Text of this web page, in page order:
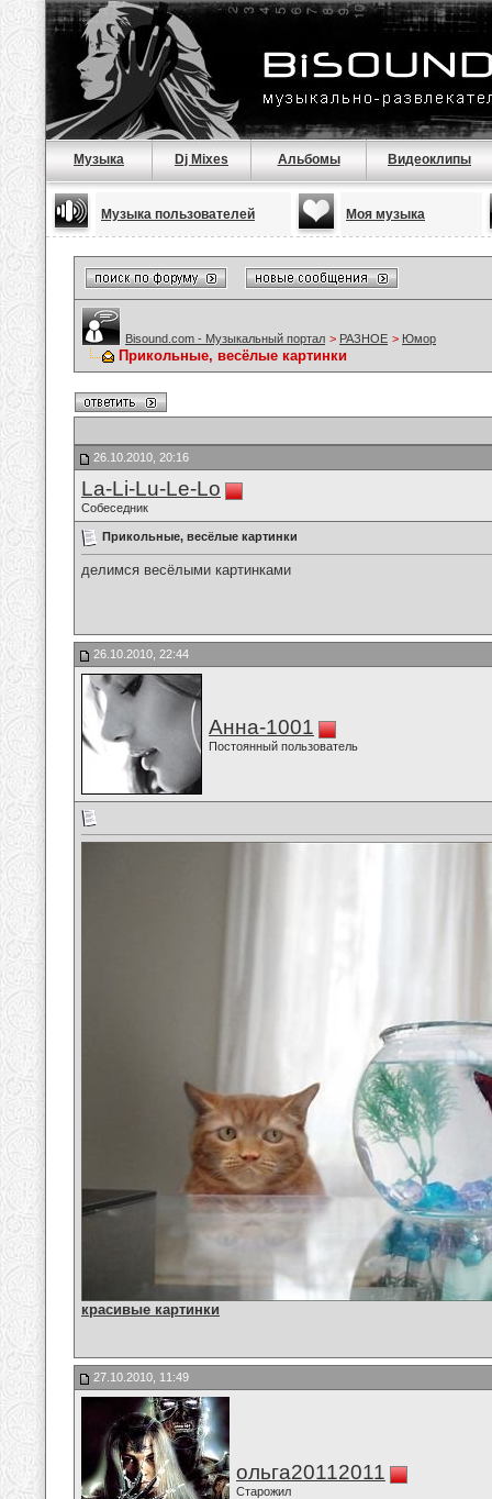
Музыка Dj Mixes Альбомы Видеоклипы
Музыка пользователей Моя музыка
Bisound.com - Музыкальный портал > РАЗНОЕ > Юмор
Прикольные, весёлые картинки
26.10.2010, 20:16
La-Li-Lu-Le-Lo
Собеседник
Прикольные, весёлые картинки
делимся весёлыми картинками
26.10.2010, 22:44
Анна-1001
Постоянный пользователь
красивые картинки
27.10.2010, 11:49
ольга20112011
Старожил